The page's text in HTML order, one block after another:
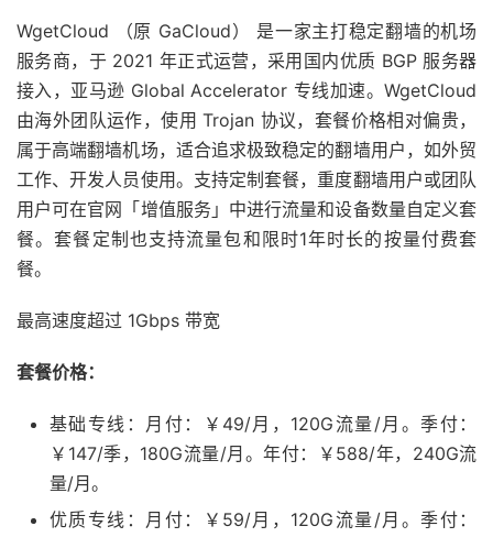
WgetCloud （原 GaCloud） 是一家主打稳定翻墙的机场
服务商，于 2021 年正式运营，采用国内优质 BGP 服务器
接入，亚马逊 Global Accelerator 专线加速。WgetCloud
由海外团队运作，使用 Trojan 协议，套餐价格相对偏贵，
属于高端翻墙机场，适合追求极致稳定的翻墙用户，如外贸
工作、开发人员使用。支持定制套餐，重度翻墙用户或团队
用户可在官网「增值服务」中进行流量和设备数量自定义套
餐。套餐定制也支持流量包和限时1年时长的按量付费套
餐。
最高速度超过 1Gbps 带宽
套餐价格：
基础专线：月付：￥49/月，120G流量/月。季付：
￥147/季，180G流量/月。年付：￥588/年，240G流
量/月。
优质专线：月付：￥59/月，120G流量/月。季付：